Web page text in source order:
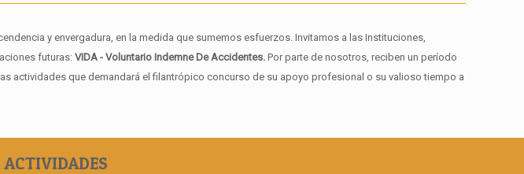
y envergadura, en la medida que sumemos esfuerzos. Invitamos a las Instituciones,
futuras: VIDA - Voluntario Indemne De Accidentes. Por parte de nosotros, reciben un período
actividades que demandará el filantrópico concurso de su apoyo profesional o su valioso tiempo a
ACTIVIDADES